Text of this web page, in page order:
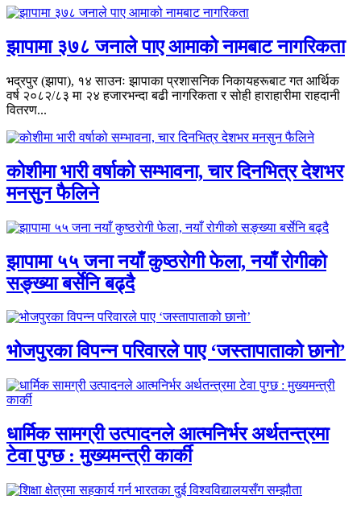
झापामा ३७८ जनाले पाए आमाको नामबाट नागरिकता
भद्रपुर (झापा), १४ साउनः झापाका प्रशासनिक निकायहरूबाट गत आर्थिक
वर्ष २०८२/८३ मा २४ हजारभन्दा बढी नागरिकता र सोही हाराहारीमा राहदानी
वितरण...
कोशीमा भारी वर्षाको सम्भावना, चार दिनभित्र देशभर
मनसुन फैलिने
झापामा ५५ जना नयाँ कुष्ठरोगी फेला, नयाँ रोगीको
सङ्ख्या बर्सेनि बढ्दै
भोजपुरका विपन्न परिवारले पाए ‘जस्तापाताको छानो’
धार्मिक सामग्री उत्पादनले आत्मनिर्भर अर्थतन्त्रमा
टेवा पुग्छ : मुख्यमन्त्री कार्की